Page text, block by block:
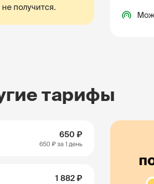
получится.
тарифы
650 ₽
650 ₽ за 1 день
1 882 ₽